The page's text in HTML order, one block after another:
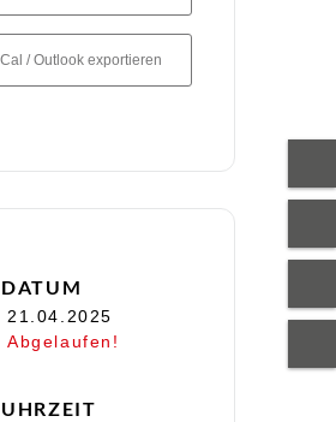
/ Outlook exportieren
DATUM
21.04.2025
Abgelaufen!
UHRZEIT